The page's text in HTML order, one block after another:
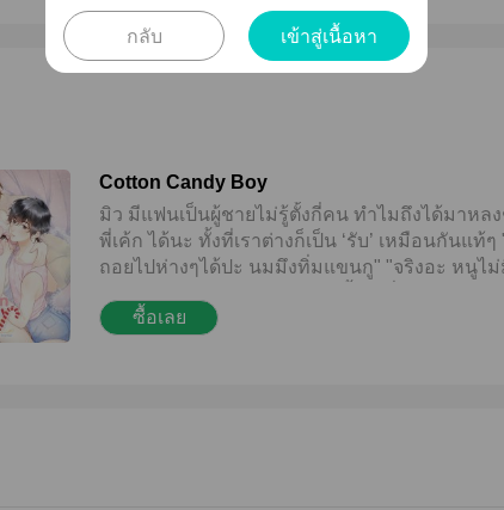
Cotton Candy Boy
มิว มีแฟนเป็นผู้ชายไม่รู้ตั้งกี่คน ทำไมถึงได้มาหล
พี่เค้ก ได้นะ ทั้งที่เราต่างก็เป็น ‘รับ’ เหมือนกันแท้ๆ
ถอยไปห่างๆได้ปะ นมมึงทิ่มแขนกู" "จริงอะ หนูไ
หนูเล็งพี่อยู่นะ หนูงอนไปแล้ว" "จะไปงอนอะไร กล
ซื้อเลย
กลับ เข้าสู่เนื้อหา